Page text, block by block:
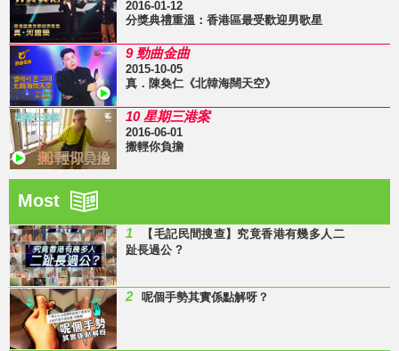
2016-01-12
分獎典禮重溫：香港區最受歡迎男歌星
9 勁曲金曲
2015-10-05
真．陳奐仁《北韓海闊天空》
10 星期三港案
2016-06-01
搬輕你負擔
Most
1
【毛記民間搜查】究竟香港有幾多人二
趾長過公 ?
2 呢個手勢其實係點解呀？